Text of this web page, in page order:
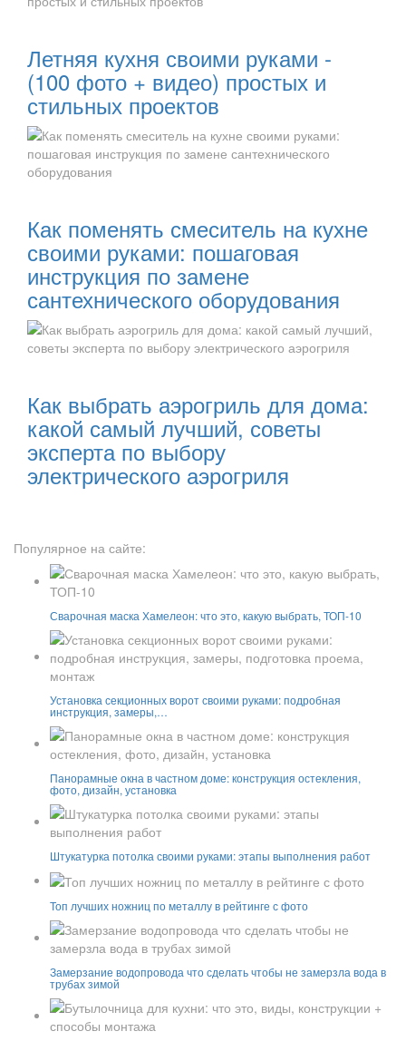
Летняя кухня своими руками -
(100 фото + видео) простых и
стильных проектов
Как поменять смеситель на кухне
своими руками: пошаговая
инструкция по замене
сантехнического оборудования
Как выбрать аэрогриль для дома:
какой самый лучший, советы
эксперта по выбору
электрического аэрогриля
Популярное на сайте:
Сварочная маска Хамелеон: что это, какую выбрать, ТОП-10
Установка секционных ворот своими руками: подробная
инструкция, замеры,…
Панорамные окна в частном доме: конструкция остекления,
фото, дизайн, установка
Штукатурка потолка своими руками: этапы выполнения работ
Топ лучших ножниц по металлу в рейтинге с фото
Замерзание водопровода что сделать чтобы не замерзла вода в
трубах зимой